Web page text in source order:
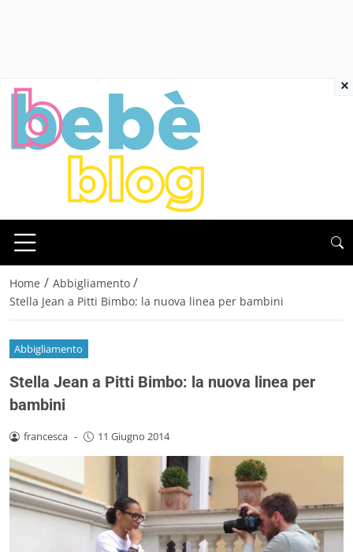
Home / Abbigliamento /
Stella Jean a Pitti Bimbo: la nuova linea per bambini
Abbigliamento
Stella Jean a Pitti Bimbo: la nuova linea per
bambini
francesca - 11 Giugno 2014
×